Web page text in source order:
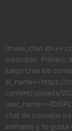
[mwai_chat id=»»
mascotas. Primero
luego crea los
ai_name=»https://
content/uploads/
chat de consejos
animales y te gusta